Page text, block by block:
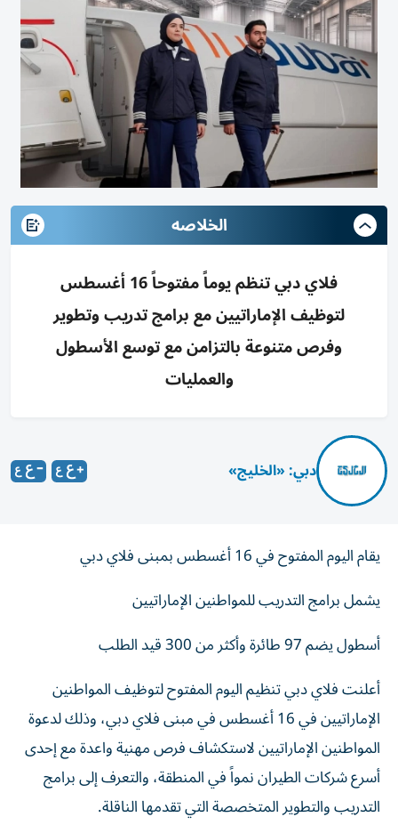
الخلاصه
فلاي دبي تنظم يوماً مفتوحاً 16 أغسطس
لتوظيف الإماراتيين مع برامج تدريب وتطوير
وفرص متنوعة بالتزامن مع توسع الأسطول
والعمليات
دبي: «الخليج»
يقام اليوم المفتوح في 16 أغسطس بمبنى فلاي دبي
يشمل برامج التدريب للمواطنين الإماراتيين
أسطول يضم 97 طائرة وأكثر من 300 قيد الطلب
أعلنت فلاي دبي تنظيم اليوم المفتوح لتوظيف المواطنين
الإماراتيين في 16 أغسطس في مبنى فلاي دبي، وذلك لدعوة
المواطنين الإماراتيين لاستكشاف فرص مهنية واعدة مع إحدى
أسرع شركات الطيران نمواً في المنطقة، والتعرف إلى برامج
التدريب والتطوير المتخصصة التي تقدمها الناقلة.